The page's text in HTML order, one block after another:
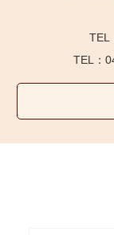
TEL
TEL：